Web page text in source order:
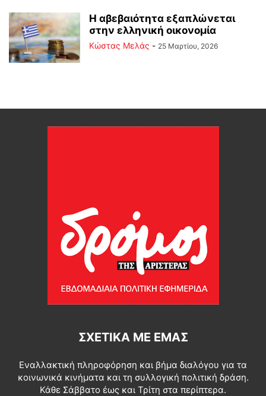
Η αβεβαιότητα εξαπλώνεται
στην ελληνική οικονομία
Κώστας Μελάς - 25 Μαρτίου, 2026
ΣΧΕΤΙΚΆ ΜΕ ΕΜΆΣ
Εναλλακτική πληροφόρηση και βήμα διαλόγου για τα
κοινωνικά κινήματα και τη συλλογική πολιτική δράση.
Κάθε Σάββατο έως και Τρίτη στα περίπτερα.